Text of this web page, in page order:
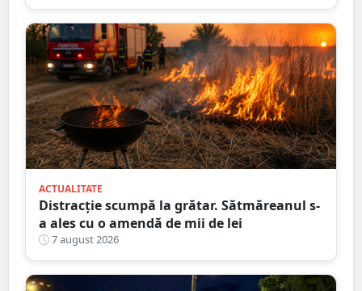
ACTUALITATE
Distracție scumpă la grătar. Sătmăreanul s-
a ales cu o amendă de mii de lei
7 august 2026